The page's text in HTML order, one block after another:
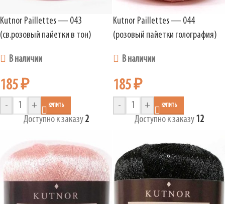
Kutnor Paillettes — 043
(св.розовый пайетки в тон)
В наличии
185₽
- + КУПИТЬ
Доступно к заказу 2
Kutnor Paillettes — 044
(розовый пайетки голография)
В наличии
185₽
- + КУПИТЬ
Доступно к заказу 12